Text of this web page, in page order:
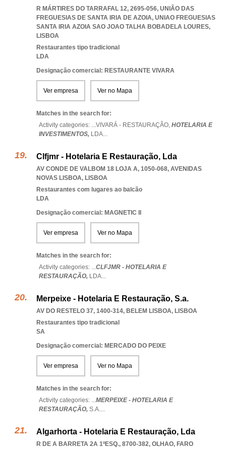
R MÁRTIRES DO TARRAFAL 12, 2695-056, UNIÃO DAS
FREGUESIAS DE SANTA IRIA DE AZOIA, UNIAO FREGUESIAS
SANTA IRIA AZOIA SAO JOAO TALHA BOBADELA LOURES,
LISBOA
Restaurantes tipo tradicional
LDA
Designação comercial: RESTAURANTE VIVARA
Ver empresa Ver no Mapa
Matches in the search for:
Activity categories: ...VIVARÁ - RESTAURAÇÃO, HOTELARIA E
INVESTIMENTOS, LDA...
Clfjmr - Hotelaria E Restauração, Lda
AV CONDE DE VALBOM 18 LOJA A, 1050-068, AVENIDAS
NOVAS LISBOA, LISBOA
Restaurantes com lugares ao balcão
LDA
Designação comercial: MAGNETIC II
Ver empresa Ver no Mapa
Matches in the search for:
Activity categories: ...CLFJMR - HOTELARIA E
RESTAURAÇÃO, LDA...
Merpeixe - Hotelaria E Restauração, S.a.
AV DO RESTELO 37, 1400-314, BELEM LISBOA, LISBOA
Restaurantes tipo tradicional
SA
Designação comercial: MERCADO DO PEIXE
Ver empresa Ver no Mapa
Matches in the search for:
Activity categories: ...MERPEIXE - HOTELARIA E
RESTAURAÇÃO, S.A....
Algarhorta - Hotelaria E Restauração, Lda
R DE A BARRETA 2A 1ºESQ., 8700-382, OLHAO, FARO